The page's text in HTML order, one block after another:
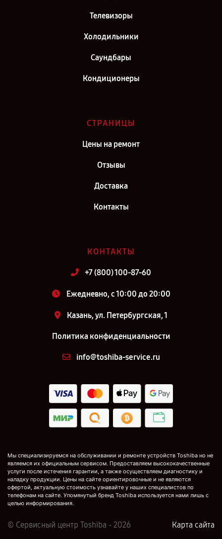
Телевизоры
Холодильники
Саундбары
Кондиционеры
СТРАНИЦЫ
Цены на ремонт
Отзывы
Доставка
Контакты
КОНТАКТЫ
+7 (800) 100-87-60
Ежедневно, с 10:00 до 20:00
Казань, ул. Петербургская, 1
Политика конфиденциальности
info@toshiba-service.ru
Мы специализируемся на обслуживании и ремонте устройств Toshiba но не
являемся их официальным сервисом. Предоставляем высококачественные
услуги после истечения гарантии, а также осуществляем диагностику и
наладку продукции. Цены на сайте ориентировочные и не являются
офертой, актуальную стоимость узнавайте у наших специалистов по
телефонам на сайте. Упомянутый бренд Toshiba используется нами лишь с
целью информирования.
© Сервисный центр Toshiba - 2026 Карта сайта